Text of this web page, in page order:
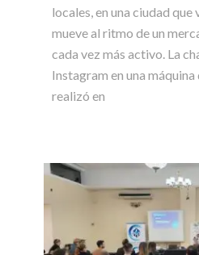
locales, en una ciudad que
mueve al ritmo de un
cada vez más activo. La
Instagram en una máquina
realizó en